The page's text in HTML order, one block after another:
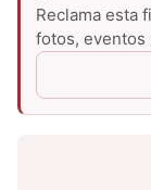
Reclama esta
fotos, eventos